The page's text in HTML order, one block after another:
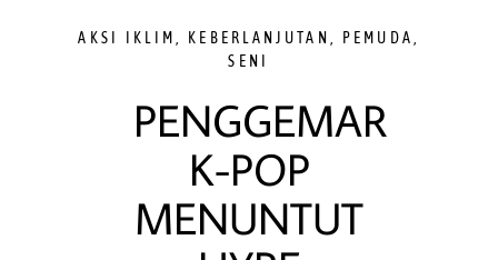
AKSI IKLIM KEBERLANJUTAN PEMUDA
SENI
PENGGEMAR
K-POP
MENUNTUT